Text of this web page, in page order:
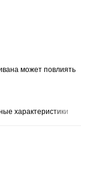
может повлиять
характеристики